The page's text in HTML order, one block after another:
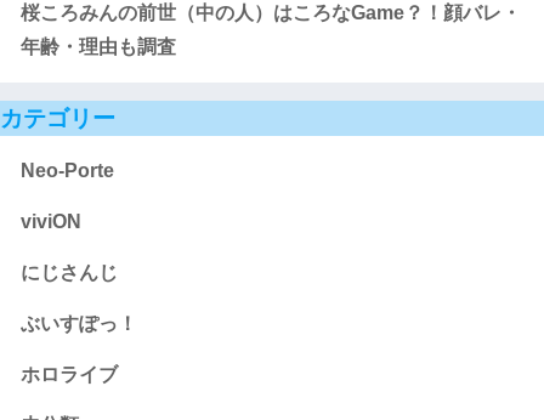
桜ころみんの前世（中の人）はころなGame？！顔バレ・
年齢・理由も調査
カテゴリー
Neo-Porte
viviON
にじさんじ
ぶいすぽっ！
ホロライブ